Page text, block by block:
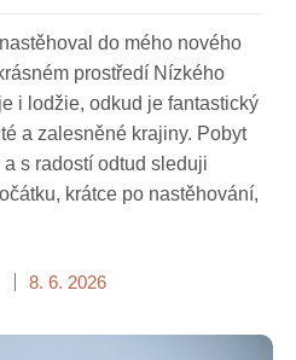
do mého nového
prostředí Nízkého
i lodžie, odkud je fantastický
a zalesněné krajiny. Pobyt
s radostí odtud sleduji
krátce po nastěhování,
8. 6. 2026